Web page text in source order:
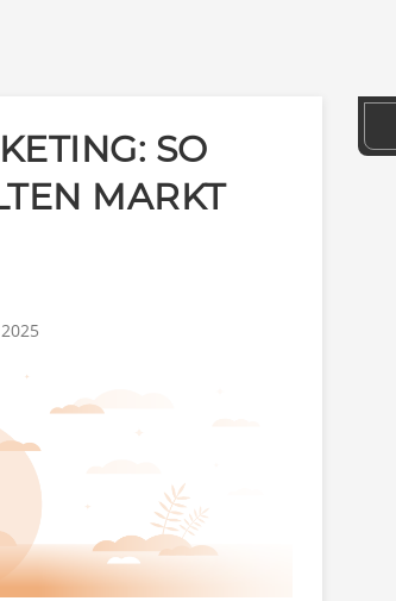
SO
MARKT